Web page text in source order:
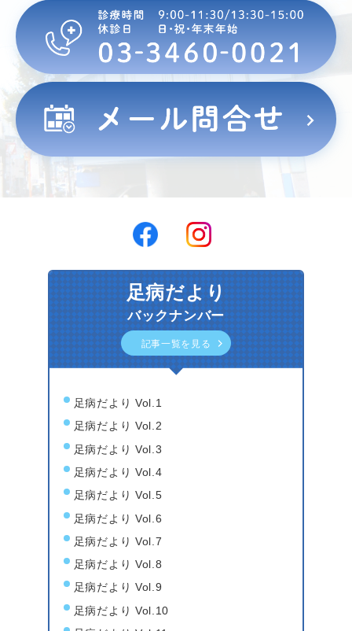
足病だより
バックナンバー
記事一覧を見る
足病だより Vol.1
足病だより Vol.2
足病だより Vol.3
足病だより Vol.4
足病だより Vol.5
足病だより Vol.6
足病だより Vol.7
足病だより Vol.8
足病だより Vol.9
足病だより Vol.10